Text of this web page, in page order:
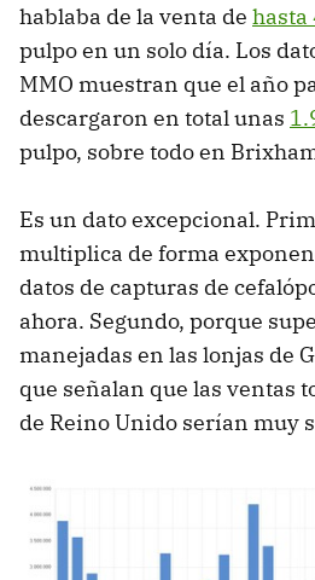
hablaba de la venta de hasta
pulpo en un solo día. Los
MMO muestran que el año
descargaron en total unas
pulpo, sobre todo en
Es un dato excepcional.
multiplica de forma
datos de capturas de
ahora. Segundo, porque
manejadas en las lonjas de
que señalan que las ventas
de Reino Unido serían muy